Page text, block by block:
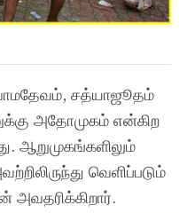
சத்யாஜூதம்
அதோமுகம் என்கிற
ஆறுமுகங்களிலும்
வெளிப்படும்
அவதரிக்கிறார்.